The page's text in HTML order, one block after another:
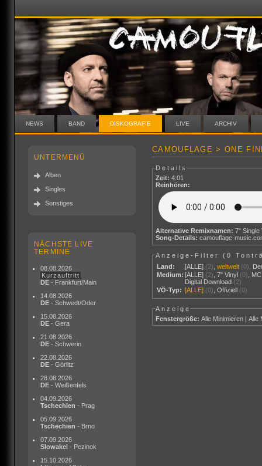
NEWS BAND DISKOGRAFIE LIVE ARCHIV
UNTERMENÜ
Alben
Singles
Sonstiges
NÄCHSTE LIVE
TERMINE
08.08.2026
Kurzauftritt
DE - Frankfurt/Main
14.08.2026
DE - Schwedt/Oder
15.08.2026
DE - Gera
21.08.2026
DE - Schwerin
22.08.2026
DE - Görlitz
28.08.2026
DE - Weißenfels
04.09.2026
Tschechien - Prag
05.09.2026
Tschechien - Brno
07.09.2026
Slowakei - Pezinok
15.10.2026
CAMOUFLAGE > ONE
Details
Zeit: 4:01
Reinhören:
Alternative Remixnamen: 7"
Song-Details: camouflage-
Anzeige-Filter (0
Land:
[ALLE] (2) ,weltweit (0)
Medium: [ALLE] (2) ,7" Vinyl (0)
MC
Digital Download (2)
VÖ-Typ: [ALLE] (0) ,Offiziell (0)
Anzeige
Fenstergröße: Alle Minimieren |Alle